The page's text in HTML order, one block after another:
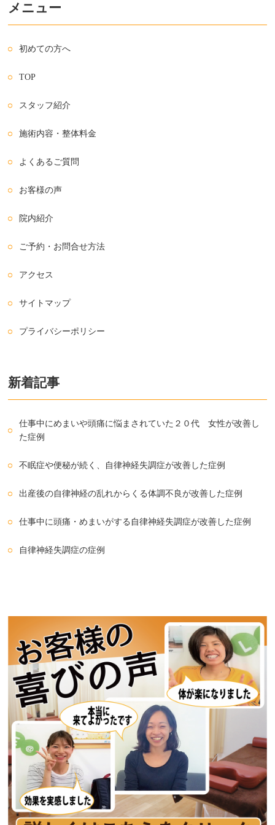
メニュー
初めての方へ
TOP
スタッフ紹介
施術内容・整体料金
よくあるご質問
お客様の声
院内紹介
ご予約・お問合せ方法
アクセス
サイトマップ
プライバシーポリシー
新着記事
仕事中にめまいや頭痛に悩まされていた２０代 女性が改善し
た症例
不眠症や便秘が続く、自律神経失調症が改善した症例
出産後の自律神経の乱れからくる体調不良が改善した症例
仕事中に頭痛・めまいがする自律神経失調症が改善した症例
自律神経失調症の症例